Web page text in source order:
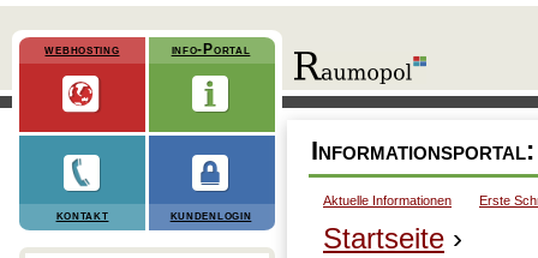
webhosting info-Portal
kontakt kundenlogin
Aktuelle Informationen Erste
Startseite ›